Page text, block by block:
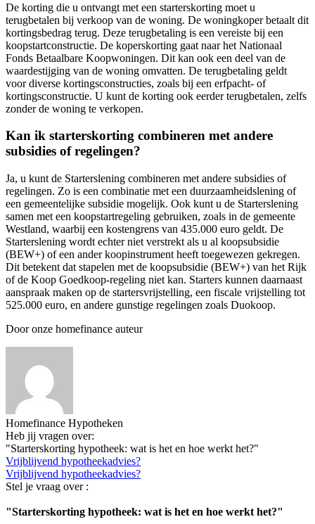
De korting die u ontvangt met een starterskorting moet u
terugbetalen bij verkoop van de woning. De woningkoper betaalt dit
kortingsbedrag terug. Deze terugbetaling is een vereiste bij een
koopstartconstructie. De koperskorting gaat naar het Nationaal
Fonds Betaalbare Koopwoningen. Dit kan ook een deel van de
waardestijging van de woning omvatten. De terugbetaling geldt
voor diverse kortingsconstructies, zoals bij een erfpacht- of
kortingsconstructie. U kunt de korting ook eerder terugbetalen, zelfs
zonder de woning te verkopen.
Kan ik starterskorting combineren met andere
subsidies of regelingen?
Ja, u kunt de Starterslening combineren met andere subsidies of
regelingen. Zo is een combinatie met een duurzaamheidslening of
een gemeentelijke subsidie mogelijk. Ook kunt u de Starterslening
samen met een koopstartregeling gebruiken, zoals in de gemeente
Westland, waarbij een kostengrens van 435.000 euro geldt. De
Starterslening wordt echter niet verstrekt als u al koopsubsidie
(BEW+) of een ander koopinstrument heeft toegewezen gekregen.
Dit betekent dat stapelen met de koopsubsidie (BEW+) van het Rijk
of de Koop Goedkoop-regeling niet kan. Starters kunnen daarnaast
aanspraak maken op de startersvrijstelling, een fiscale vrijstelling tot
525.000 euro, en andere gunstige regelingen zoals Duokoop.
Door onze homefinance auteur
Homefinance Hypotheken
Heb jij vragen over:
"Starterskorting hypotheek: wat is het en hoe werkt het?"
Vrijblijvend hypotheekadvies?
Vrijblijvend hypotheekadvies?
Stel je vraag over :
"Starterskorting hypotheek: wat is het en hoe werkt het?"